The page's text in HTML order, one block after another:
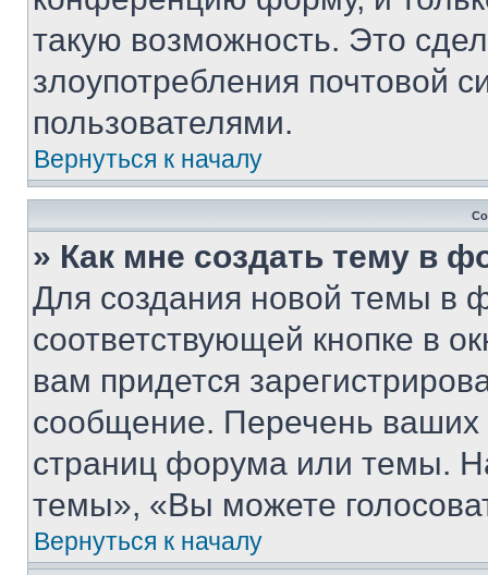
такую возможность. Это
злоупотребления почтовой
пользователями.
Вернуться к началу
» Как мне создать тему в
Для создания новой темы в
соответствующей кнопке в
вам придется
сообщение. Перечень ваших
страниц форума или темы.
темы», «Вы можете
Вернуться к началу